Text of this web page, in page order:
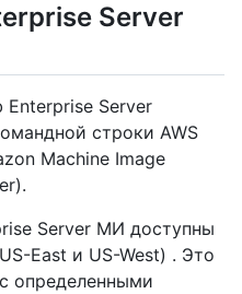
Server
Enterprise Server
строки AWS
Machine Image
Server МИ доступны
East и US-West) . Это
определенными